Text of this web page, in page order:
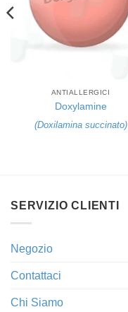
ANTIALLERGICI
Doxylamine
(Doxilamina succinato)
SERVIZIO CLIENTI
Negozio
Contattaci
Chi Siamo